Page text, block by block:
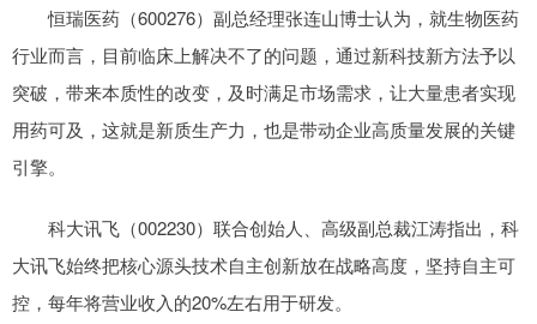
恒瑞医药（600276）副总经理张连山博士认为，就生物医药
行业而言，目前临床上解决不了的问题，通过新科技新方法予以
突破，带来本质性的改变，及时满足市场需求，让大量患者实现
用药可及，这就是新质生产力，也是带动企业高质量发展的关键
引擎。
科大讯飞（002230）联合创始人、高级副总裁江涛指出，科
大讯飞始终把核心源头技术自主创新放在战略高度，坚持自主可
控，每年将营业收入的20%左右用于研发。